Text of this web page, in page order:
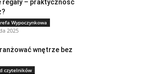
regały – praktyczność
Wypoczynkowa
2025
wnętrze bez
czytelników